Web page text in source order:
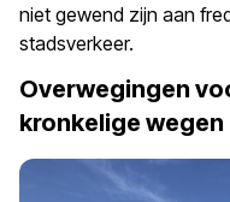
niet gewend zijn aan
stadsverkeer.
Overwegingen
kronkelige wegen